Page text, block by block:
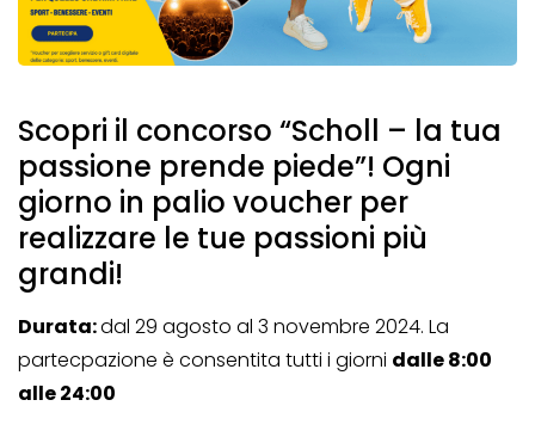
Scopri il concorso “Scholl – la tua
passione prende piede”! Ogni
giorno in palio voucher per
realizzare le tue passioni più
grandi!
Durata:dal 29 agosto al 3 novembre 2024. La
partecpazione è consentita tutti i giorni dalle 8:00
alle 24:00